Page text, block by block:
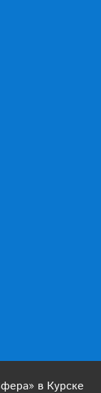
в Курске